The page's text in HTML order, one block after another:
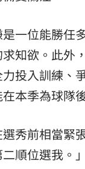
一位能勝任
知欲。此外
投入訓練、
本季為球隊
秀前相當緊
順位選我。